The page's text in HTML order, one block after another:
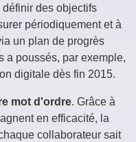
des objectifs
périodiquement et à
un plan de progrès
a poussés, par exemple,
digitale dès fin 2015.
mot d'ordre. Grâce à
en efficacité, la
collaborateur sait